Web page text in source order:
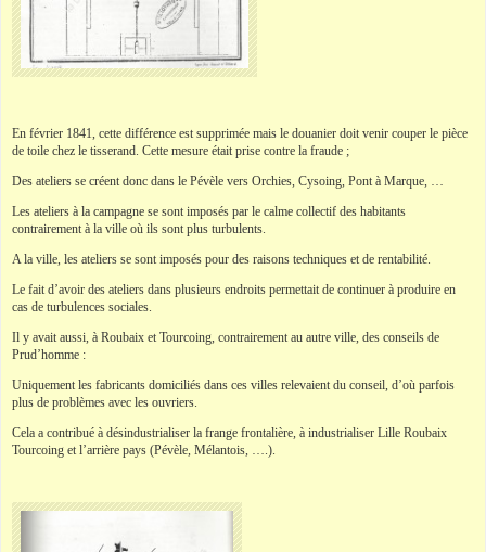
En février 1841, cette différence est supprimée mais le douanier doit venir couper le pièce
de toile chez le tisserand. Cette mesure était prise contre la fraude ;
Des ateliers se créent donc dans le Pévèle vers Orchies, Cysoing, Pont à Marque, …
Les ateliers à la campagne se sont imposés par le calme collectif des habitants
contrairement à la ville où ils sont plus turbulents.
A la ville, les ateliers se sont imposés pour des raisons techniques et de rentabilité.
Le fait d’avoir des ateliers dans plusieurs endroits permettait de continuer à produire en
cas de turbulences sociales.
Il y avait aussi, à Roubaix et Tourcoing, contrairement au autre ville, des conseils de
Prud’homme :
Uniquement les fabricants domiciliés dans ces villes relevaient du conseil, d’où parfois
plus de problèmes avec les ouvriers.
Cela a contribué à désindustrialiser la frange frontalière, à industrialiser Lille Roubaix
Tourcoing et l’arrière pays (Pévèle, Mélantois, ….).